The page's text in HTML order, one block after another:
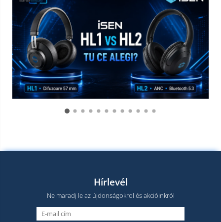
Hírlevél
Ne maradj le az újdonságokrol és akcióinkról